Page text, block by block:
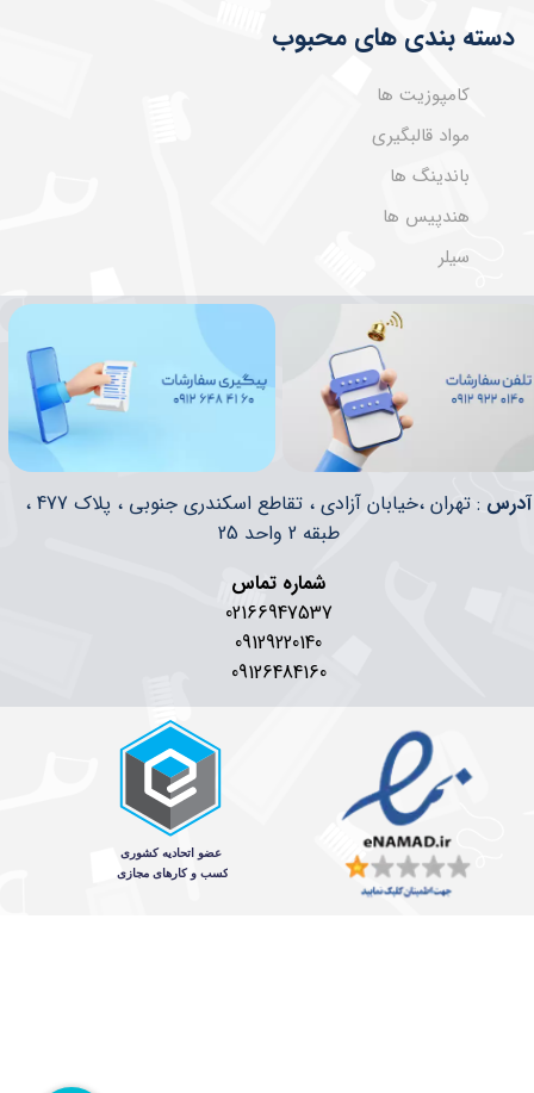
دسته بندی های محبوب
کامپوزیت ها
مواد قالبگیری
باندینگ ها
هندپیس ها
سیلر
​​آدرس
: تهران ،خیابان آزادی ، تقاطع اسکندری جنوبی ، پلاک 477 ،
طبقه 2 واحد 25
شماره تماس
02166947537
09129220140
09126484160